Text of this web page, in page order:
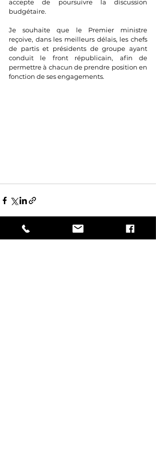
accepte de poursuivre la discussion
budgétaire.
Je souhaite que le Premier ministre
reçoive, dans les meilleurs délais, les chefs
de partis et présidents de groupe ayant
conduit le front républicain, afin de
permettre à chacun de prendre position en
fonction de ses engagements.
Posts récents Voir tout